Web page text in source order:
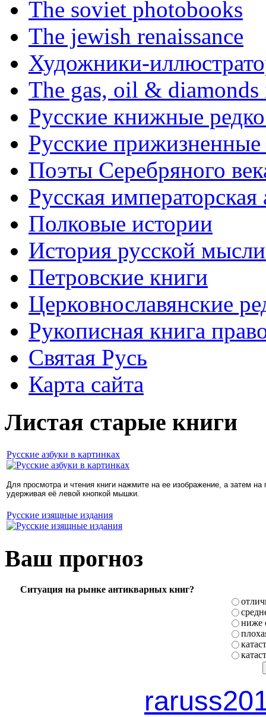
The soviet photobooks
The jewish renaissance
Художники-
The gas, oil & diamonds
Русские книжные
Русские прижизненные
Поэты Серебряного
Русская
Полковые истории
История русской
Петровские книги
Церковнославянские
Рукописная книга
Святая Русь
Карта сайта
Листая старые книги
Русские азбуки в картинках
Для просмотра и чтения книги нажмите на ее изображение, а затем
удерживая её левой кнопкой мышки.
Русские изящные издания
Ваш прогноз
Ситуация на рынке антикварных книг?
ниже